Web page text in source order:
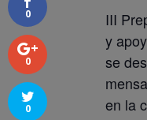
III
y
se
en la
0
0
0